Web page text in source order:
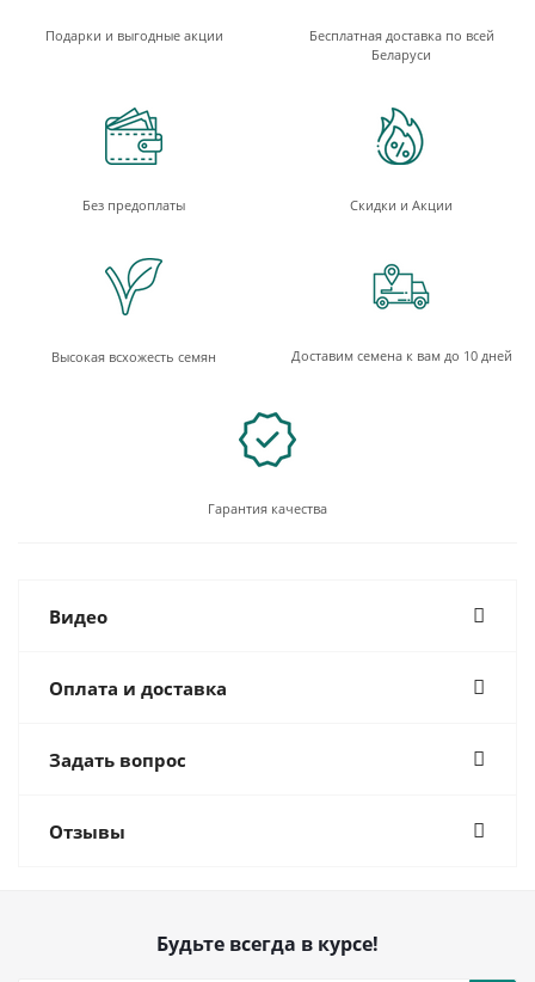
Подарки и выгодные акции
Бесплатная доставка по всей
Беларуси
Без предоплаты Скидки и Акции
Высокая всхожесть семян Доставим семена к вам до 10 дней
Гарантия качества
Видео
Оплата и доставка
Задать вопрос
Отзывы
Будьте всегда в курсе!